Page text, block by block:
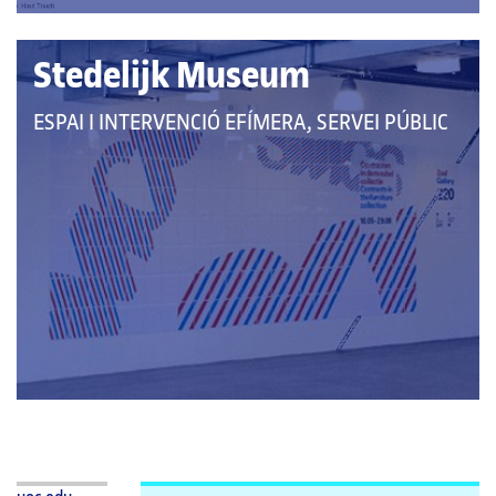
Stedelijk Museum
QUE
PERTANY
CATEGORIES:
ESPAI I INTERVENCIÓ EFÍMERA, SERVEI PÚBLIC